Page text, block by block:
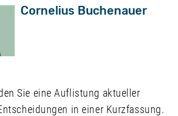
Cornelius Buchenauer
Sie eine Auflistung aktueller
in einer Kurzfassung.